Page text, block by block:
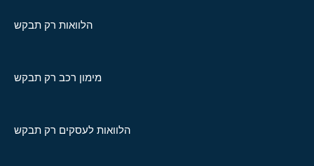
הלוואות רק תבקש
מימון רכב רק תבקש
הלוואות לעסקים רק תבקש